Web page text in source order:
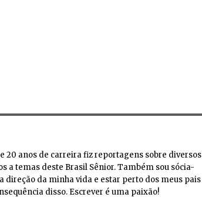
20 anos de carreira fiz reportagens sobre diversos
a temas deste Brasil Sênior. Também sou sócia-
direção da minha vida e estar perto dos meus pais
disso. Escrever é uma paixão!